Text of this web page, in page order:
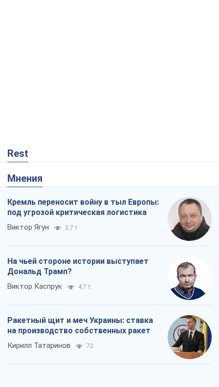
Rest
Мнения
Кремль переносит войну в тыл Европы:
под угрозой критическая логистика
Виктор Ягун 3,7 т.
На чьей стороне истории выступает
Дональд Трамп?
Виктор Каспрук 4,7 т.
Ракетный щит и меч Украины: ставка
на производство собственных ракет
Кирилл Татаринов 72